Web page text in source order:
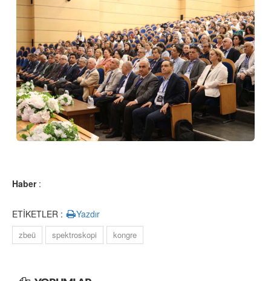
Haber:
ETİKETLER : Yazdır
zbeü spektroskopi kongre